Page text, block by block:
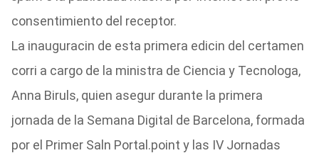
consentimiento del receptor.
La inauguracin de esta primera edicin del certamen
corri a cargo de la ministra de Ciencia y Tecnologa,
Anna Biruls, quien asegur durante la primera
jornada de la Semana Digital de Barcelona, formada
por el Primer Saln Portal.point y las IV Jornadas